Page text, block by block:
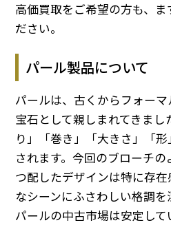
高価買取をご希望の方も、
ださい。
パール製品について
パールは、古くからフォー
宝石として親しまれてきま
り」「巻き」「大きさ」「
されます。今回のブローチ
つ配したデザインは特に存
なシーンにふさわしい格調
パールの中古市場は安定し